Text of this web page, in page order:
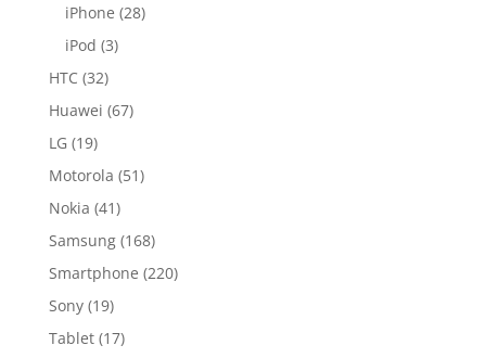
iPhone (28)
iPod (3)
HTC (32)
Huawei (67)
LG (19)
Motorola (51)
Nokia (41)
Samsung (168)
Smartphone (220)
Sony (19)
Tablet (17)